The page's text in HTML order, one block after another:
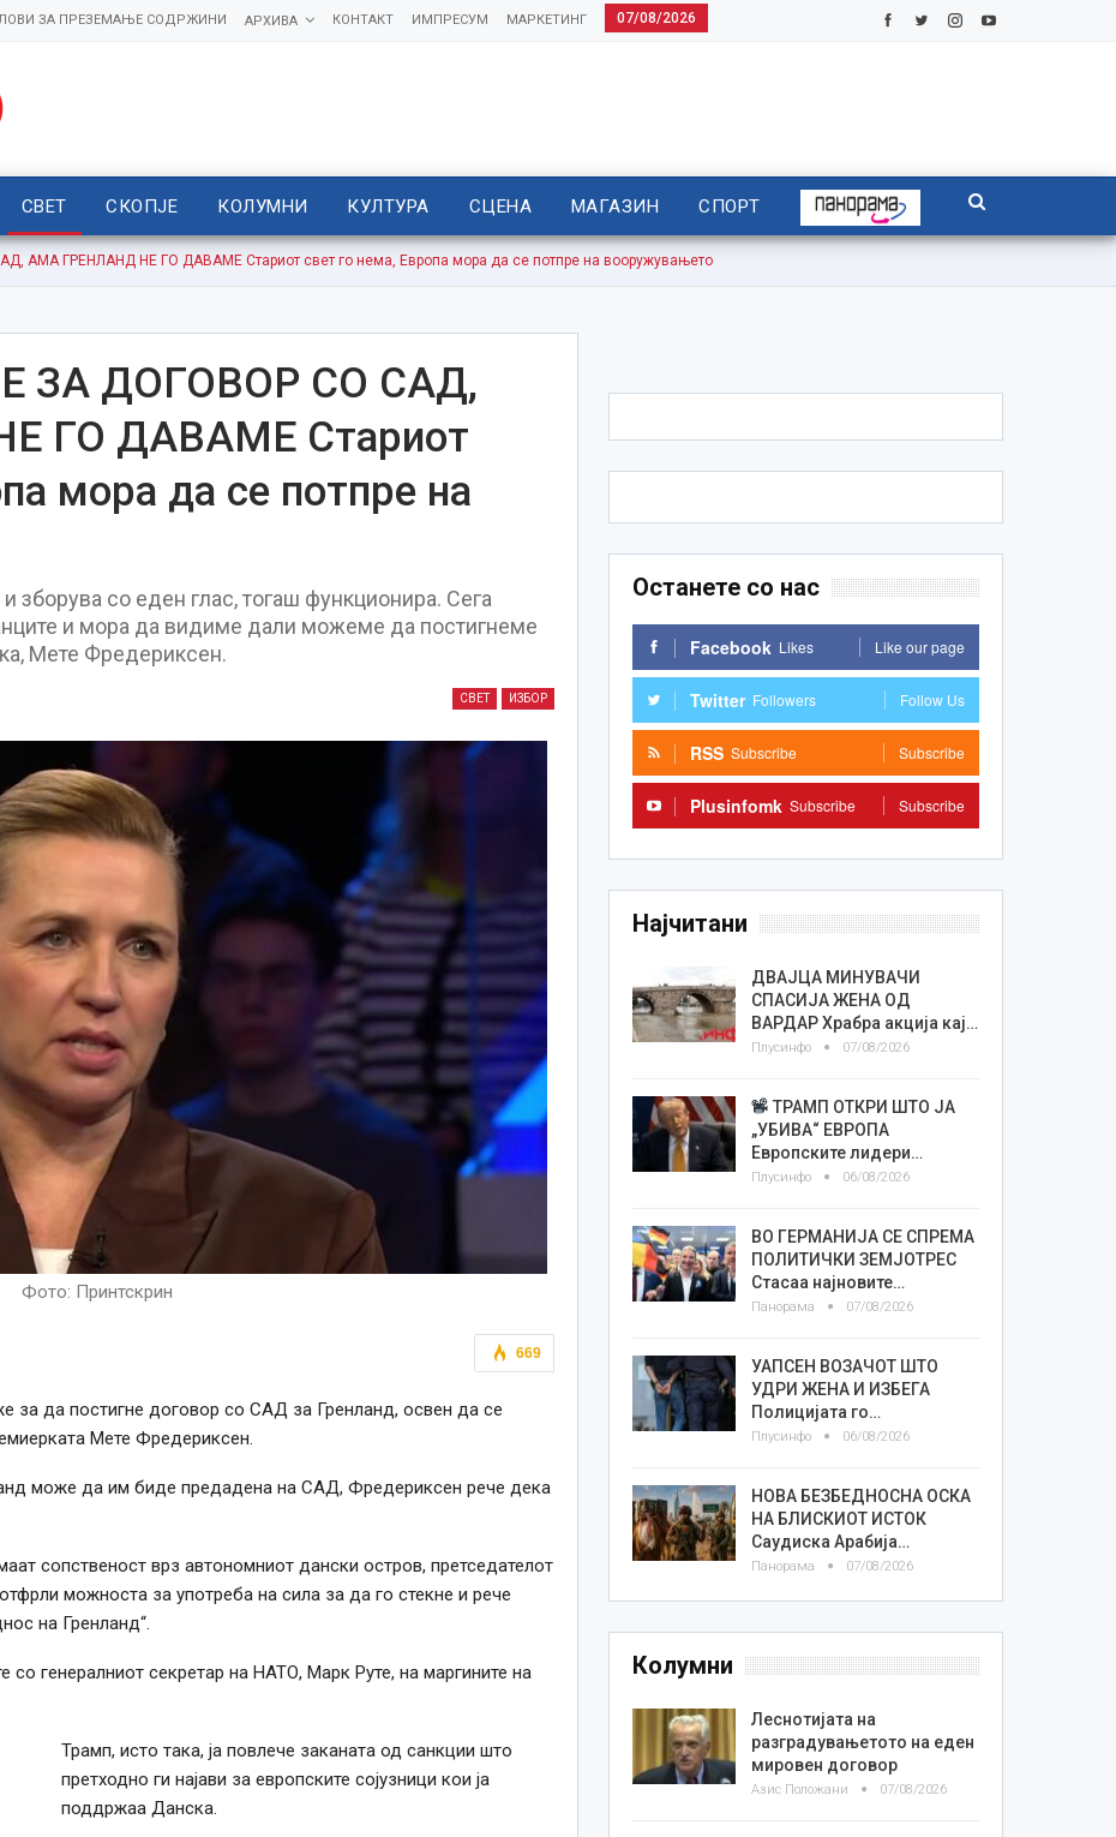
07/08/2026
МАРКЕТИНГ
ИМПРЕСУМ
КОНТАКТ
АРХИВА
ЗА ПРЕЗЕМАЊЕ СОДРЖИНИ
СВЕТ СКОПЈЕ КОЛУМНИ КУЛТУРА СЦЕНА МАГАЗИН СПОРТ
АМА ГРЕНЛАНД НЕ ГО ДАВАМЕ Стариот свет го нема, Европа мора да се потпре на вооружувањето
ЗА ДОГОВОР СО САД,
ГО ДАВАМЕ Стариот
мора да се потпре на
зборува со еден глас, тогаш функционира. Сега
и мора да видиме дали можеме да постигнеме
Мете Фредериксен.
СВЕТ ИЗБОР
Фото: Принтскрин
669
за да постигне договор со САД за Гренланд, освен да се
Мете Фредериксен.
може да им биде предадена на САД, Фредериксен рече дека
сопственост врз автономниот дански остров, претседателот
можноста за употреба на сила за да го стекне и рече
на Гренланд“.
со генералниот секретар на НАТО, Марк Руте, на маргините на
Трамп, исто така, ја повлече заканата од санкции што
претходно ги најави за европските сојузници кои ја
поддржаа Данска.
Останете со нас
Facebook Likes Like our page
Twitter Followers Follow Us
RSS Subscribe Subscribe
Plusinfomk Subscribe Subscribe
Најчитани
ДВАЈЦА МИНУВАЧИ
СПАСИЈА ЖЕНА ОД
ВАРДАР Храбра акција кај…
Плусинфо 07/08/2026
ТРАМП ОТКРИ ШТО ЈА
„УБИВА“ ЕВРОПА
Европските лидери…
Плусинфо 06/08/2026
ВО ГЕРМАНИЈА СЕ СПРЕМА
ПОЛИТИЧКИ ЗЕМЈОТРЕС
Стасаа најновите…
Панорама 07/08/2026
УАПСЕН ВОЗАЧОТ ШТО
УДРИ ЖЕНА И ИЗБЕГА
Полицијата го…
Плусинфо 06/08/2026
НОВА БЕЗБЕДНОСНА ОСКА
НА БЛИСКИОТ ИСТОК
Саудиска Арабија…
Панорама 07/08/2026
Колумни
Леснотијата на
разградувањетото на еден
мировен договор
Азис Положани 07/08/2026